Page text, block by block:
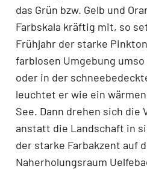
das Grün bzw. Gelb und
Farbskala kräftig mit, so
Frühjahr der starke
farblosen Umgebung
oder in der
leuchtet er wie ein
See. Dann drehen sich die
anstatt die Landschaft in
der starke Farbakzent auf
Naherholungsraum